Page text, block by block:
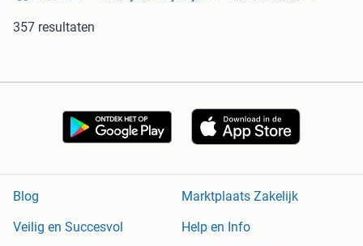
357 resultaten
Blog
Marktplaats Zakelijk
Veilig en Succesvol
Help en Info